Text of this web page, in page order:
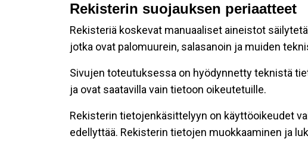
Rekisterin suojauksen periaatteet
Rekisteriä koskevat manuaaliset aineistot
jotka ovat palomuurein, salasanoin ja muiden
Sivujen toteutuksessa on hyödynnetty teknistä
ja ovat saatavilla vain tietoon oikeutetuille.
Rekisterin tietojenkäsittelyyn on käyttöoikeudet
edellyttää. Rekisterin tietojen muokkaaminen ja